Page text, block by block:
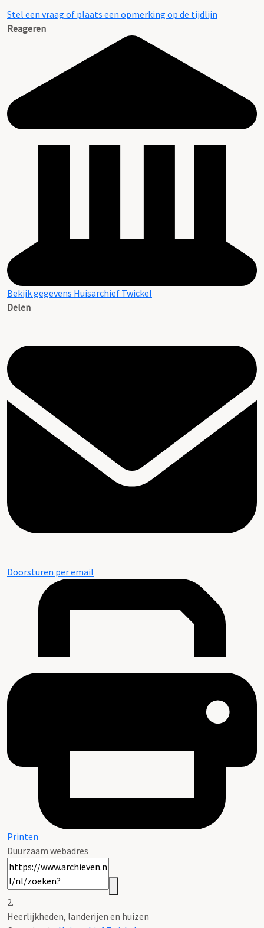
Stel een vraag of plaats een opmerking op de tijdlijn
Reageren
Bekijk gegevens Huisarchief Twickel
Delen
Doorsturen per email
Printen
Duurzaam webadres
2.
Heerlijkheden, landerijen en huizen